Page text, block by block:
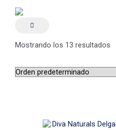
Mostrando los 13 resultados